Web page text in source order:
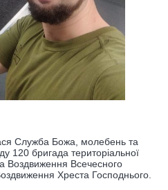
Служба Божа, молебень та
120 бригада територіальної
Воздвиження Всечесного
Хреста Господнього.